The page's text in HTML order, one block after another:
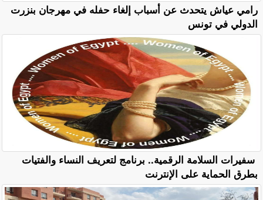
رامي عياش يتحدث عن أسباب إلغاء حفله في مهرجان بنزرت
الدولي في تونس
سفيرات السلامة الرقمية.. برنامج لتعريف النساء والفتيات
بطرق الحماية على الإنترنت